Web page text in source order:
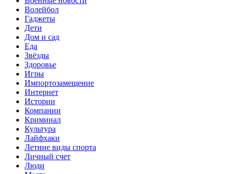
Волейбол
Гаджеты
Дети
Дом и сад
Еда
Звёзды
Здоровье
Игры
Импортозамещение
Интернет
Истории
Компании
Криминал
Культура
Лайфхаки
Летние виды спорта
Личный счет
Люди